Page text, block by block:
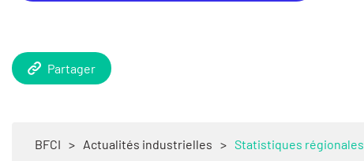
Partager
BFCI > Actualités industrielles > Statistiques régionales